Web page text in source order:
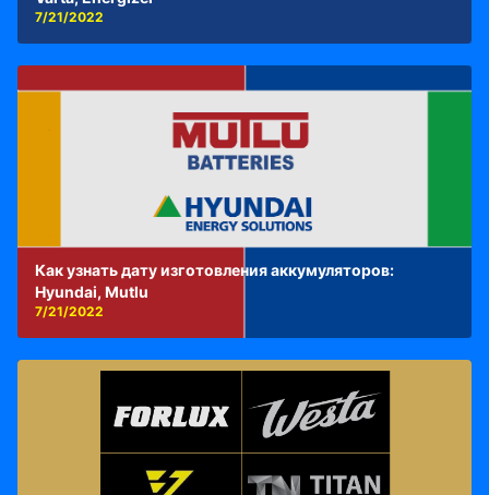
7/21/2022
Как узнать дату изготовления аккумуляторов:
Hyundai, Mutlu
7/21/2022